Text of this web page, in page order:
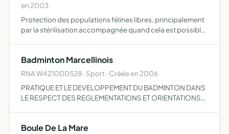
en 2003
Protection des populations félines libres, principalement
par la stérilisation accompagnée quand cela est possible
Badminton Marcellinois
RNA W421000528 · Sport · Créée en 2006
PRATIQUE ET LE DEVELOPPEMENT DU BADMINTON DANS
LE RESPECT DES REGLEMENTATIONS ET ORIENTATIONS
Boule De La Mare